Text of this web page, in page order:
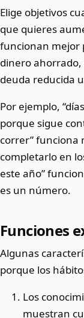
Elige objetivos
que quieres
funcionan mejor
dinero ahorrado,
deuda reducida
Por ejemplo,
porque sigue
correr” funciona
completarlo en
este año”
es un número.
Funciones
Algunas
porque los
Los
muestran